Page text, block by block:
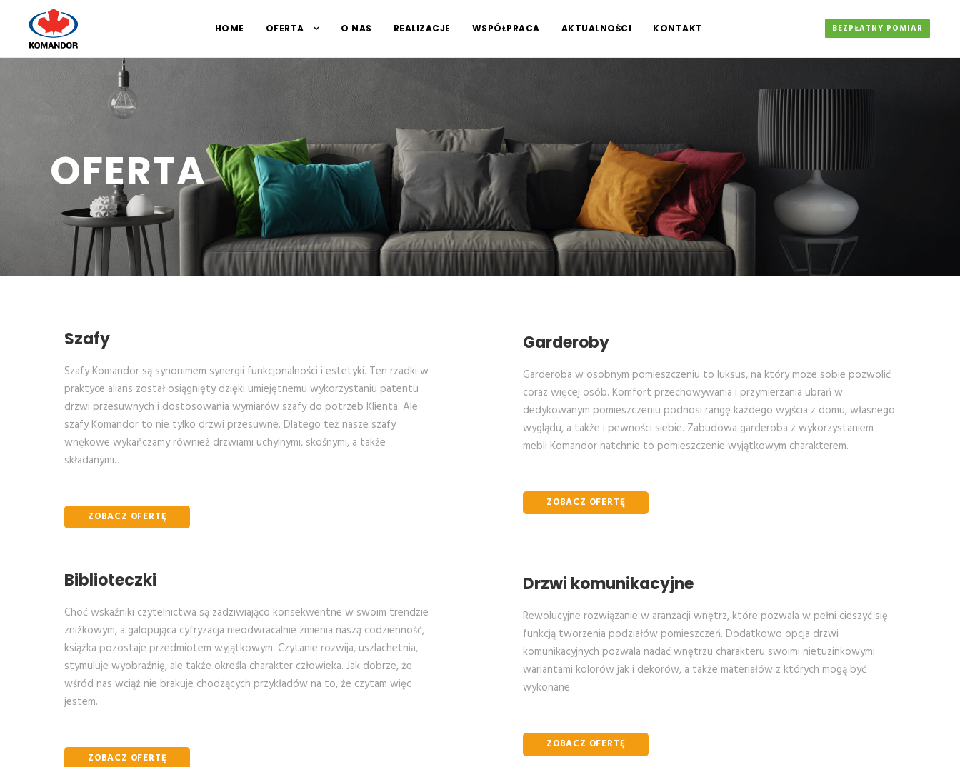
HOME OFERTA O NAS REALIZACJE WSPÓŁPRACA AKTUALNOŚCI KONTAKT BEZPŁATNY POMIAR
OFERTA
Szafy
Szafy Komandor są synonimem synergii funkcjonalności i estetyki. Ten rzadki w
praktyce alians został osiągnięty dzięki umiejętnemu wykorzystaniu patentu
drzwi przesuwnych i dostosowania wymiarów szafy do potrzeb Klienta. Ale
szafy Komandor to nie tylko drzwi przesuwne. Dlatego też nasze szafy
wnękowe wykańczamy również drzwiami uchylnymi, skośnymi, a także
składanymi…
ZOBACZ OFERTĘ
Garderoby
Garderoba w osobnym pomieszczeniu to luksus, na który może sobie pozwolić
coraz więcej osób. Komfort przechowywania i przymierzania ubrań w
dedykowanym pomieszczeniu podnosi rangę każdego wyjścia z domu, własnego
wyglądu, a także i pewności siebie. Zabudowa garderoba z wykorzystaniem
mebli Komandor natchnie to pomieszczenie wyjątkowym charakterem.
ZOBACZ OFERTĘ
Biblioteczki
Choć wskaźniki czytelnictwa są zadziwiająco konsekwentne w swoim trendzie
zniżkowym, a galopująca cyfryzacja nieodwracalnie zmienia naszą codzienność,
książka pozostaje przedmiotem wyjątkowym. Czytanie rozwija, uszlachetnia,
stymuluje wyobraźnię, ale także określa charakter człowieka. Jak dobrze, że
wśród nas wciąż nie brakuje chodzących przykładów na to, że czytam więc
jestem.
ZOBACZ OFERTĘ
Drzwi komunikacyjne
Rewolucyjne rozwiązanie w aranżacji wnętrz, które pozwala w pełni cieszyć się
funkcją tworzenia podziałów pomieszczeń. Dodatkowo opcja drzwi
komunikacyjnych pozwala nadać wnętrzu charakteru swoimi nietuzinkowymi
wariantami kolorów jak i dekorów, a także materiałów z których mogą być
wykonane.
ZOBACZ OFERTĘ